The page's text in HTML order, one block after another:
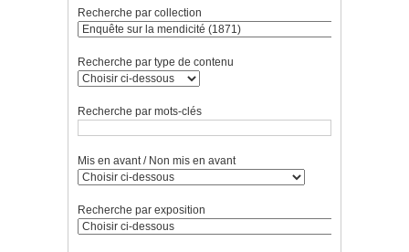
Recherche par collection
Recherche par type de contenu
Recherche par mots-clés
Mis en avant / Non mis en avant
Recherche par exposition